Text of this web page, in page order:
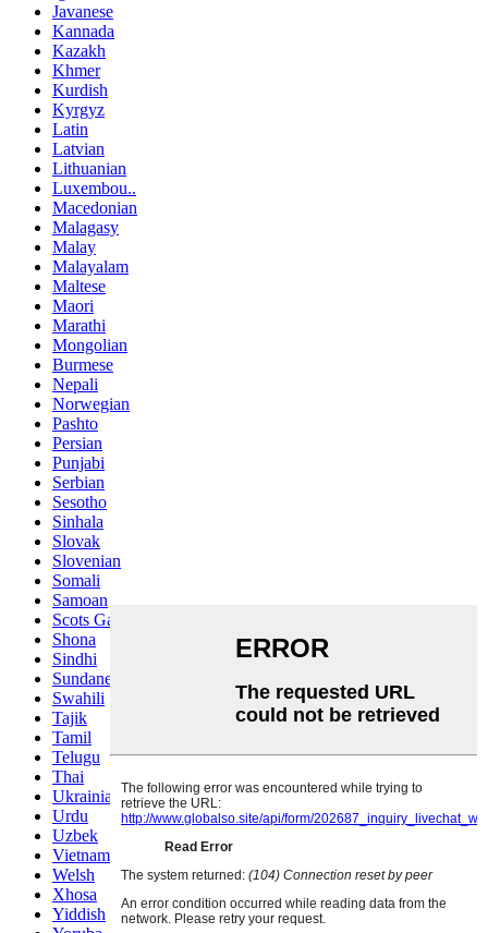
Javanese
Kannada
Kazakh
Khmer
Kurdish
Kyrgyz
Latin
Latvian
Lithuanian
Luxembou..
Macedonian
Malagasy
Malay
Malayalam
Maltese
Maori
Marathi
Mongolian
Burmese
Nepali
Norwegian
Pashto
Persian
Punjabi
Serbian
Sesotho
Sinhala
Slovak
Slovenian
Somali
Samoan
Scots Gaelic
Shona
Sindhi
Sundanese
Swahili
Tajik
Tamil
Telugu
Thai
Ukrainian
Urdu
Uzbek
Vietnamese
Welsh
Xhosa
Yiddish